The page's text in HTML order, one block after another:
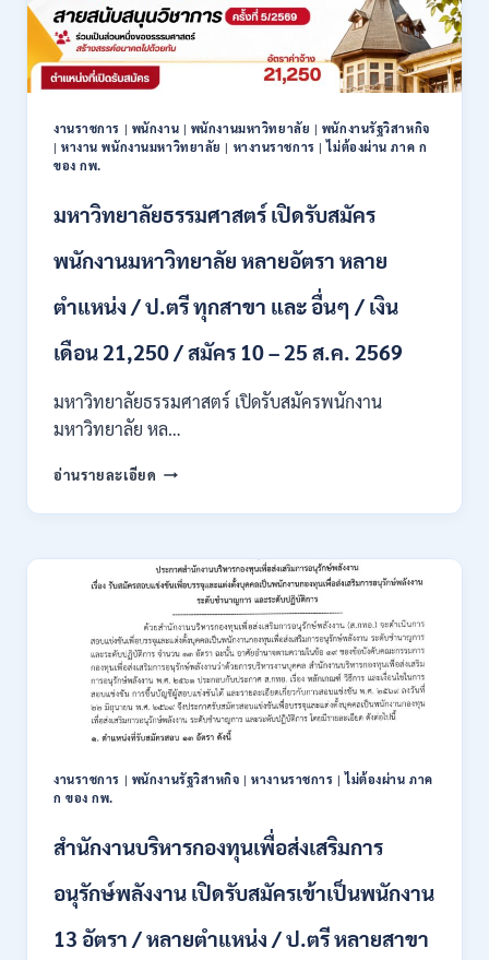
/
ไม่
ต้อง
ของ
สมัคร
–
11
ส.ค.
2569
งานราชการ | พนักงาน | พนักงานมหาวิทยาลัย | พนักงานรัฐวิสาหกิจ
|หางาน พนักงานมหาวิทยาลัย | หางานราชการ |ไม่ต้องผ่าน ภาค ก
ของ กพ.
มหาวิทยาลัยธรรมศาสตร์ เปิดรับสมัคร
พนักงานมหาวิทยาลัย หลายอัตรา หลาย
ตำแหน่ง / ป.ตรี ทุกสาขา และ อื่นๆ / เงิน
เดือน 21,250 / สมัคร 10 – 25 ส.ค. 2569
มหาวิทยาลัยธรรมศาสตร์ เปิดรับสมัครพนักงาน
มหาวิทยาลัย หล…
อ่านรายละเอียด มหาวิทยาลัย
เปิด
สมัคร
พนักงาน
มหาวิทยาลัย
หลาย
อัตรา
หลาย
ตำแหน่ง
/
ป.ตรี
สาขา
/
21,250
สมัคร
งานราชการ | พนักงานรัฐวิสาหกิจ |หางานราชการ |ไม่ต้องผ่าน ภาค
ก ของ กพ.
สำนักงานบริหารกองทุนเพื่อส่งเสริมการ
อนุรักษ์พลังงาน เปิดรับสมัครเข้าเป็นพนักงาน
13 อัตรา / หลายตำแหน่ง / ป.ตรี หลายสาขา